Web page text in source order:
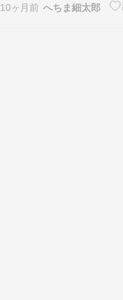
ングに行ってまして、勝っ
り細太郎を忘れてました
10ヶ月前 へちま細太郎